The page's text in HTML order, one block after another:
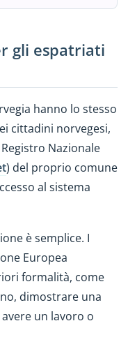
gli espatriati
hanno lo stesso
cittadini norvegesi,
Nazionale
) del proprio comune
al sistema
è semplice. I
Europea
formalità, come
dimostrare una
un lavoro o